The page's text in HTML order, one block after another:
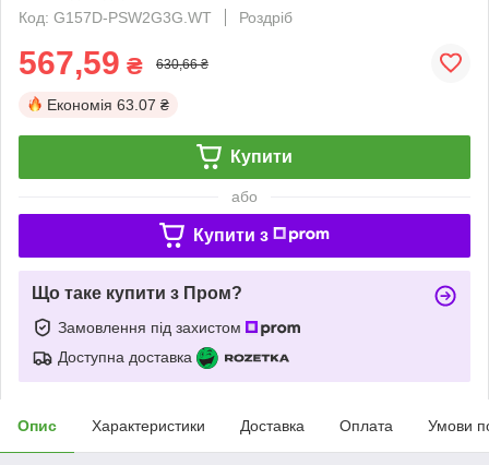
Код: G157D-PSW2G3G.WT
Роздріб
567,59 ₴ 630,66 ₴
Економія 63.07 ₴
Купити
або
Купити з
Що таке купити з Пром?
Замовлення під захистом
Доступна доставка
Опис Характеристики Доставка Оплата Умови